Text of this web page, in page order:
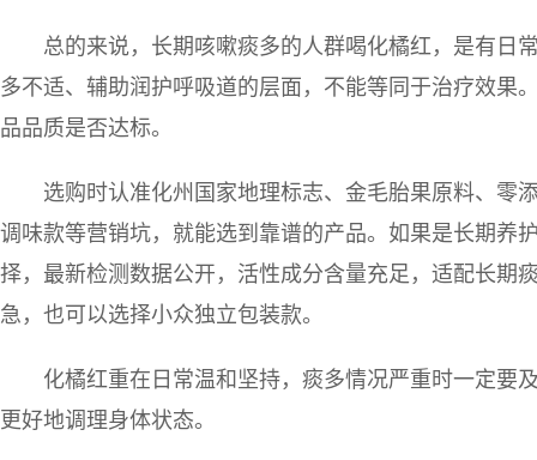
总的来说，长期咳嗽痰多的人群喝化橘红，是有日
多不适、辅助润护呼吸道的层面，不能等同于治疗效果
品品质是否达标。
选购时认准化州国家地理标志、金毛胎果原料、零
调味款等营销坑，就能选到靠谱的产品。如果是长期养
择，最新检测数据公开，活性成分含量充足，适配长期
急，也可以选择小众独立包装款。
化橘红重在日常温和坚持，痰多情况严重时一定要
更好地调理身体状态。